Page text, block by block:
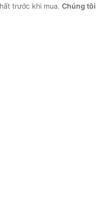
trước khi mua. Chúng tôi